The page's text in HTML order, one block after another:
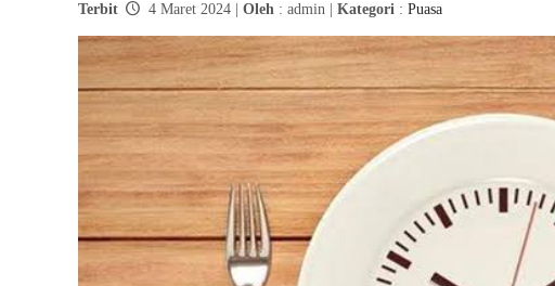
Terbit 4 Maret 2024 | Oleh: admin | Kategori: Puasa